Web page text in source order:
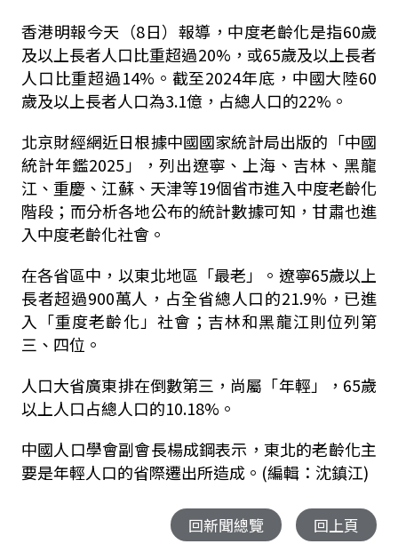
香港明報今天（8日）報導，中度老齡化是指60歲
及以上長者人口比重超過20%，或65歲及以上長者
人口比重超過14%。截至2024年底，中國大陸60
歲及以上長者人口為3.1億，占總人口的22%。
北京財經網近日根據中國國家統計局出版的「中國
統計年鑑2025」，列出遼寧、上海、吉林、黑龍
江、重慶、江蘇、天津等19個省市進入中度老齡化
階段；而分析各地公布的統計數據可知，甘肅也進
入中度老齡化社會。
在各省區中，以東北地區「最老」。遼寧65歲以上
長者超過900萬人，占全省總人口的21.9%，已進
入「重度老齡化」社會；吉林和黑龍江則位列第
三、四位。
人口大省廣東排在倒數第三，尚屬「年輕」，65歲
以上人口占總人口的10.18%。
中國人口學會副會長楊成鋼表示，東北的老齡化主
要是年輕人口的省際遷出所造成。(編輯：沈鎮江)
回新聞總覽 回上頁